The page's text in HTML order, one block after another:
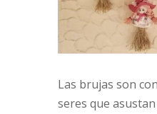
Las brujas son
seres que